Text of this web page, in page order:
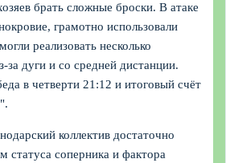
брать сложные броски. В атаке
грамотно использовали
реализовать несколько
за дуги и со средней дистанции.
в четверти 21:12 и итоговый счёт
коллектив достаточно
статуса соперника и фактора